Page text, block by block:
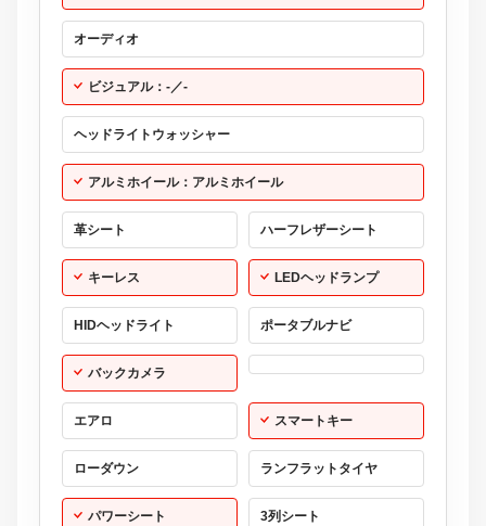
オーディオ
ビジュアル：-／-
ヘッドライトウォッシャー
アルミホイール：アルミホイール
革シート ハーフレザーシート
キーレス LEDヘッドランプ
HIDヘッドライト ポータブルナビ
バックカメラ
エアロ スマートキー
ローダウン ランフラットタイヤ
パワーシート 3列シート